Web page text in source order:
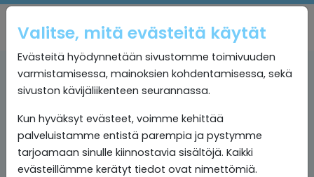
Valitse, mitä evästeitä käytät
Evästeitä hyödynnetään sivustomme toimivuuden
varmistamisessa, mainoksien kohdentamisessa, sekä
sivuston kävijäliikenteen seurannassa.
Kun hyväksyt evästeet, voimme kehittää
palveluistamme entistä parempia ja pystymme
tarjoamaan sinulle kiinnostavia sisältöjä. Kaikki
evästeillämme kerätyt tiedot ovat nimettömiä.